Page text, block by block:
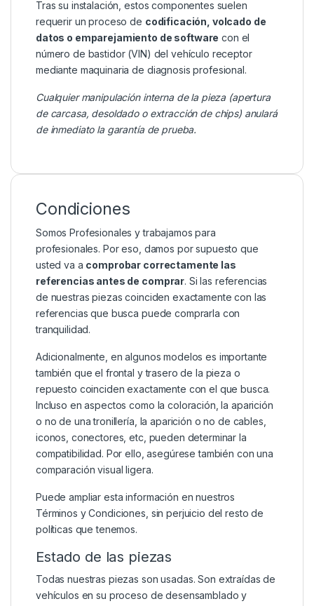
Tras su instalación, estos componentes suelen
requerir un proceso de codificación, volcado de
datos o emparejamiento de software con el
número de bastidor (VIN) del vehículo receptor
mediante maquinaria de diagnosis profesional.
Cualquier manipulación interna de la pieza (apertura
de carcasa, desoldado o extracción de chips) anulará
de inmediato la garantía de prueba.
Condiciones
Somos Profesionales y trabajamos para
profesionales. Por eso, damos por supuesto que
usted va a comprobar correctamente las
referencias antes de comprar. Si las referencias
de nuestras piezas coinciden exactamente con las
referencias que busca puede comprarla con
tranquilidad.
Adicionalmente, en algunos modelos es importante
también que el frontal y trasero de la pieza o
repuesto coinciden exactamente con el que busca.
Incluso en aspectos como la coloración, la aparición
o no de una tronillería, la aparición o no de cables,
iconos, conectores, etc, pueden determinar la
compatibilidad. Por ello, asegúrese también con una
comparación visual ligera.
Puede ampliar esta información en nuestros
Términos y Condiciones , sin perjuicio del resto de
políticas que tenemos.
Estado de las piezas
Todas nuestras piezas son usadas. Son extraídas de
vehículos en su proceso de desensamblado y